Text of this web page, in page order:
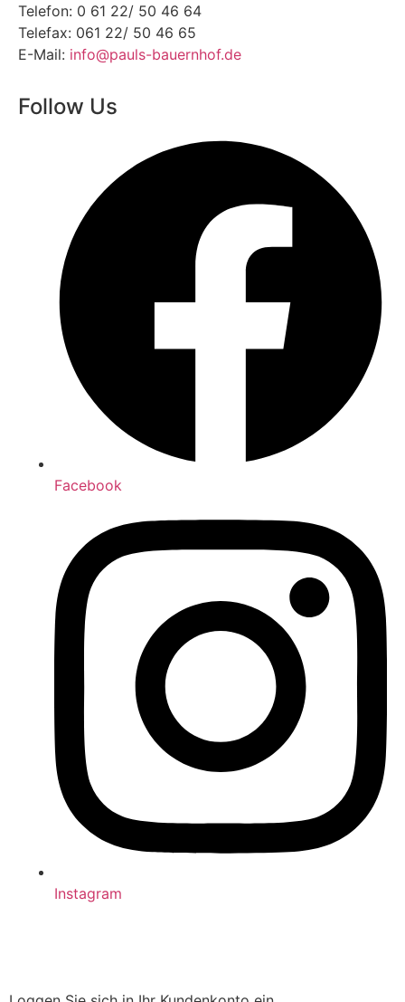
Telefon: 0 61 22/ 50 46 64
Telefax: 061 22/ 50 46 65
E-Mail: info@pauls-bauernhof.de
Follow Us
Facebook
Instagram